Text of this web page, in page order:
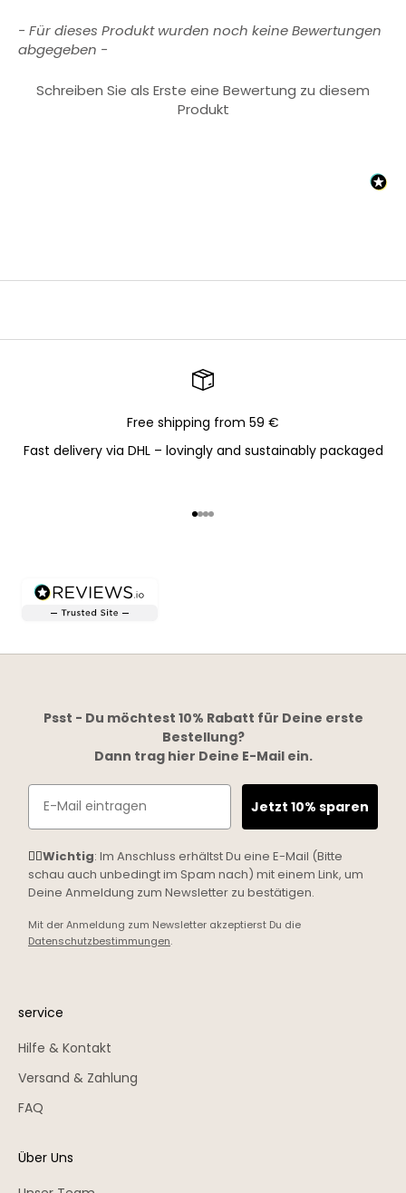
- Für dieses Produkt wurden noch keine Bewertungen
abgegeben -
Schreiben Sie als Erste eine Bewertung zu diesem
Produkt
New content loaded
Free shipping from 59 €
Fast delivery via DHL – lovingly and sustainably packaged
Go to item 1
Go to item 2
Go to item 3
Go to item 4
Psst - Du möchtest 10% Rabatt für Deine erste
Bestellung?
Dann trag hier Deine E-Mail ein.
Email
Jetzt 10% sparen
☝🏼Wichtig: Im Anschluss erhältst Du eine E-Mail (Bitte
schau auch unbedingt im Spam nach) mit einem Link, um
Deine Anmeldung zum Newsletter zu bestätigen.
Mit der Anmeldung zum Newsletter akzeptierst Du die
Datenschutzbestimmungen.
service
Hilfe & Kontakt
Versand & Zahlung
FAQ
Über Uns